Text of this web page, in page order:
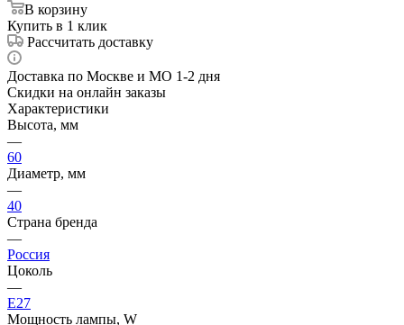
В корзину
Купить в 1 клик
Рассчитать доставку
Доставка по Москве и МО 1-2 дня
Скидки на онлайн заказы
Характеристики
Высота, мм
—
60
Диаметр, мм
—
40
Страна бренда
—
Россия
Цоколь
—
E27
Мощность лампы, W